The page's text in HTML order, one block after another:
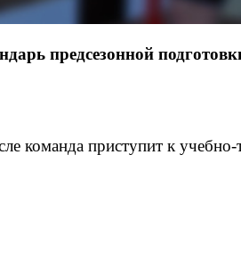
предсезонной
команда приступит к